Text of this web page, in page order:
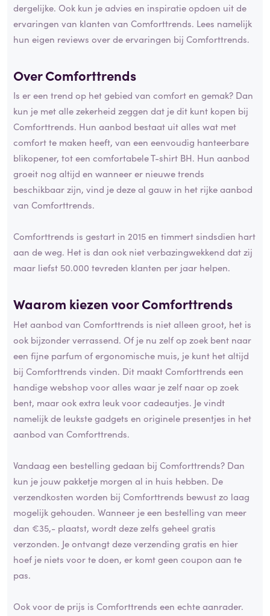
dergelijke. Ook kun je advies en inspiratie opdoen uit de
ervaringen van klanten van Comforttrends. Lees namelijk
hun eigen reviews over de ervaringen bij Comforttrends.
Over Comforttrends
Is er een trend op het gebied van comfort en gemak? Dan
kun je met alle zekerheid zeggen dat je dit kunt kopen bij
Comforttrends. Hun aanbod bestaat uit alles wat met
comfort te maken heeft, van een eenvoudig hanteerbare
blikopener, tot een comfortabele T-shirt BH. Hun aanbod
groeit nog altijd en wanneer er nieuwe trends
beschikbaar zijn, vind je deze al gauw in het rijke aanbod
van Comforttrends.
Comforttrends is gestart in 2015 en timmert sindsdien hart
aan de weg. Het is dan ook niet verbazingwekkend dat zij
maar liefst 50.000 tevreden klanten per jaar helpen.
Waarom kiezen voor Comforttrends
Het aanbod van Comforttrends is niet alleen groot, het is
ook bijzonder verrassend. Of je nu zelf op zoek bent naar
een fijne parfum of ergonomische muis, je kunt het altijd
bij Comforttrends vinden. Dit maakt Comforttrends een
handige webshop voor alles waar je zelf naar op zoek
bent, maar ook extra leuk voor cadeautjes. Je vindt
namelijk de leukste gadgets en originele presentjes in het
aanbod van Comforttrends.
Vandaag een bestelling gedaan bij Comforttrends? Dan
kun je jouw pakketje morgen al in huis hebben. De
verzendkosten worden bij Comforttrends bewust zo laag
mogelijk gehouden. Wanneer je een bestelling van meer
dan €35,- plaatst, wordt deze zelfs geheel gratis
verzonden. Je ontvangt deze verzending gratis en hier
hoef je niets voor te doen, er komt geen coupon aan te
pas.
Ook voor de prijs is Comforttrends een echte aanrader.